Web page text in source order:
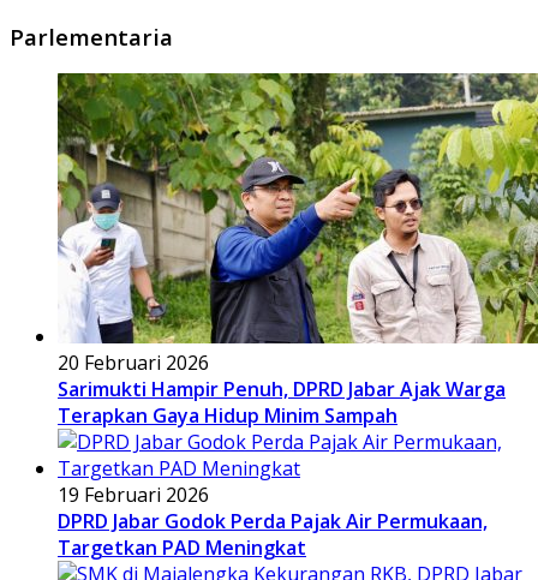
Parlementaria
20 Februari 2026
Sarimukti Hampir Penuh, DPRD Jabar Ajak Warga
Terapkan Gaya Hidup Minim Sampah
19 Februari 2026
DPRD Jabar Godok Perda Pajak Air Permukaan,
Targetkan PAD Meningkat